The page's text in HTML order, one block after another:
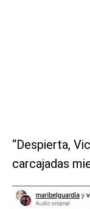
“Despierta,
carcajadas